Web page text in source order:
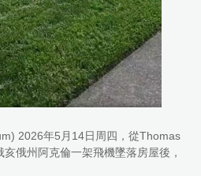
2026年5月14日周四，從Thomas
俄州阿克倫一架飛機墜落房屋後，